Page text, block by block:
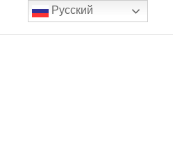
Русский